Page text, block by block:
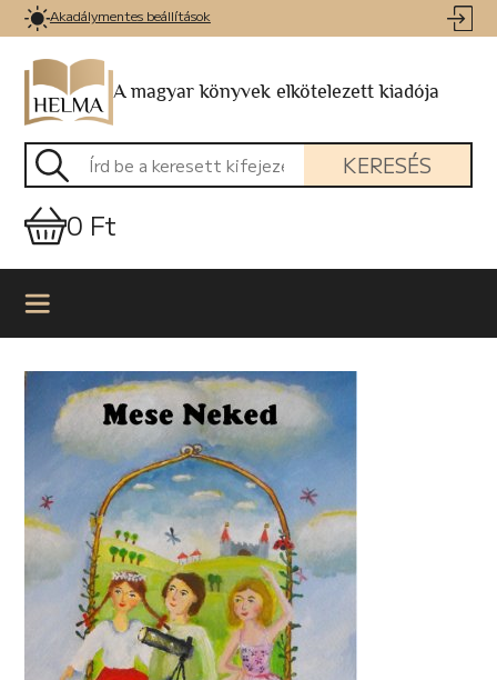
Akadálymentes beállítások
A magyar könyvek elkötelezett kiadója
KERESÉS
0 Ft